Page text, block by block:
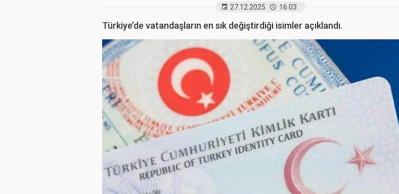
27.12.2025 16:03
Türkiye’de vatandaşların en sık değiştirdiği isimler açıklandı.